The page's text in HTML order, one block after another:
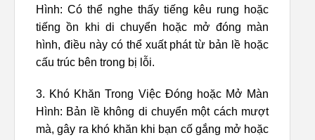
Hình: Có thể nghe thấy tiếng kêu rung hoặc
tiếng ồn khi di chuyển hoặc mở đóng màn
hình, điều này có thể xuất phát từ bản lề hoặc
cấu trúc bên trong bị lỗi.
3. Khó Khăn Trong Việc Đóng hoặc Mở Màn
Hình: Bản lề không di chuyển một cách mượt
mà, gây ra khó khăn khi bạn cố gắng mở hoặc